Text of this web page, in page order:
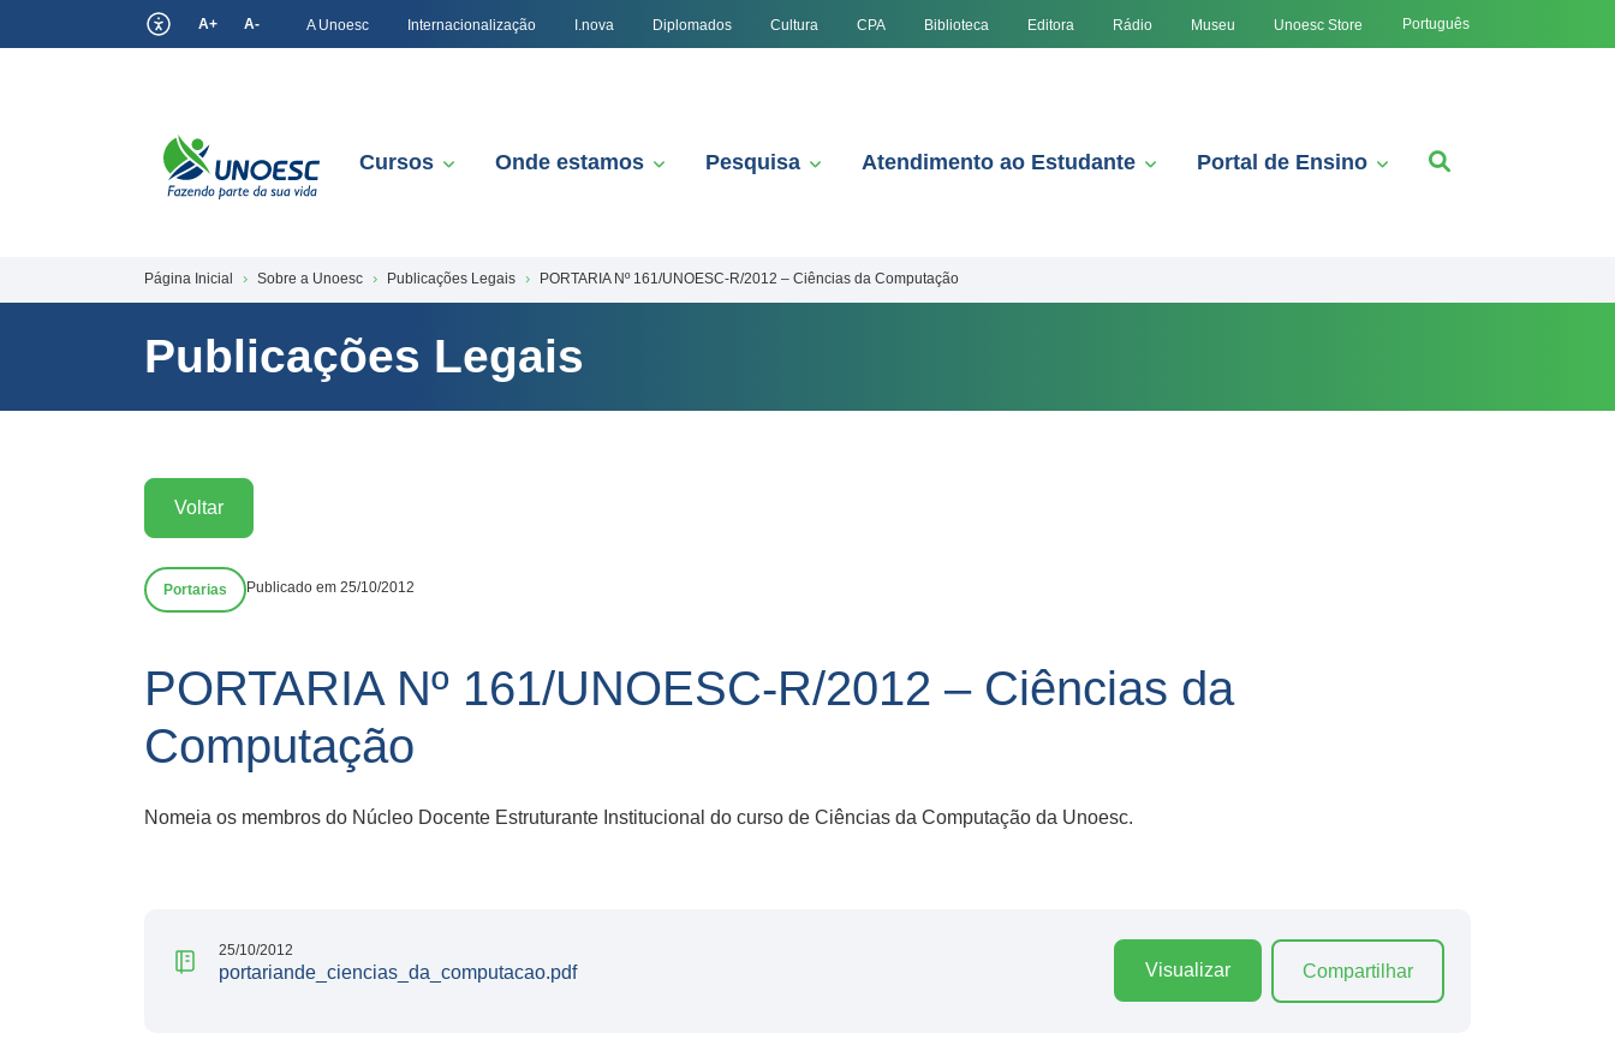
A+ A- A Unoesc Internacionalização I.nova Diplomados Cultura CPA Biblioteca Editora Rádio Museu Unoesc Store Português
Cursos Onde estamos Pesquisa Atendimento ao Estudante Portal de Ensino
Página Inicial Sobre a Unoesc Publicações Legais PORTARIA Nº 161/UNOESC-R/2012 – Ciências da Computação
Publicações Legais
Voltar
Portarias Publicado em 25/10/2012
PORTARIA Nº 161/UNOESC-R/2012 – Ciências da
Computação
Nomeia os membros do Núcleo Docente Estruturante Institucional do curso de Ciências da Computação da Unoesc.
25/10/2012
portariande_ciencias_da_computacao.pdf Visualizar Compartilhar